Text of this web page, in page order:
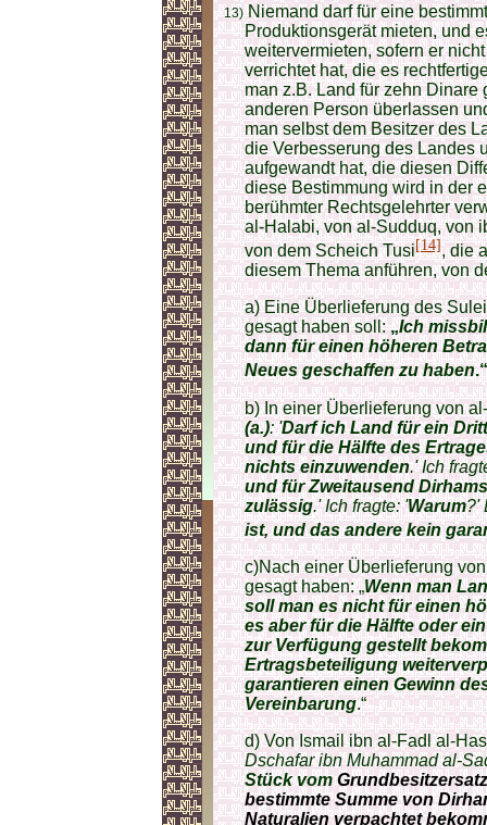
13)Niemand darf für eine
Produktionsgerät mieten, und
weitervermieten, sofern er
verrichtet hat, die es
man z.B. Land für zehn Dinare
anderen Person überlassen
man selbst dem Besitzer des
die Verbesserung des Landes
aufgewandt hat, die diesen
diese Bestimmung wird in der
berühmter Rechtsgelehrter
al-Halabi, von al-Sudduq, von
von dem Scheich Tusi[14], die
diesem Thema anführen, von
a) Eine Überlieferung des
gesagt haben soll:„Ich
dann für einen höheren
Neues geschaffen zu haben.“
b) In einer Überlieferung von
(a.): 'Darf ich Land für ein
und für die Hälfte des
nichts einzuwenden.' Ich
und für Zweitausend
zulässig.' Ich fragte: 'Warum?'
ist, und das andere kein
c)Nach einer Überlieferung
gesagt haben: „Wenn man
soll man es nicht für einen
es aber für die Hälfte oder
zur Verfügung gestellt
Ertragsbeteiligung
garantieren einen Gewinn
Vereinbarung.“
d) Von Ismail ibn al-Fadl al-
Dschafar ibn Muhammad al-
Stück vom
bestimmte Summe von
Naturalien verpachtet